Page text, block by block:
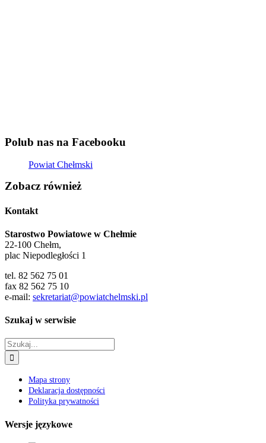
Kontakt
22-100 Chełm,
tel. 82 562 75 01
fax 82 562 75 10
Szukaj w serwisie
Mapa strony
Wersje językowe